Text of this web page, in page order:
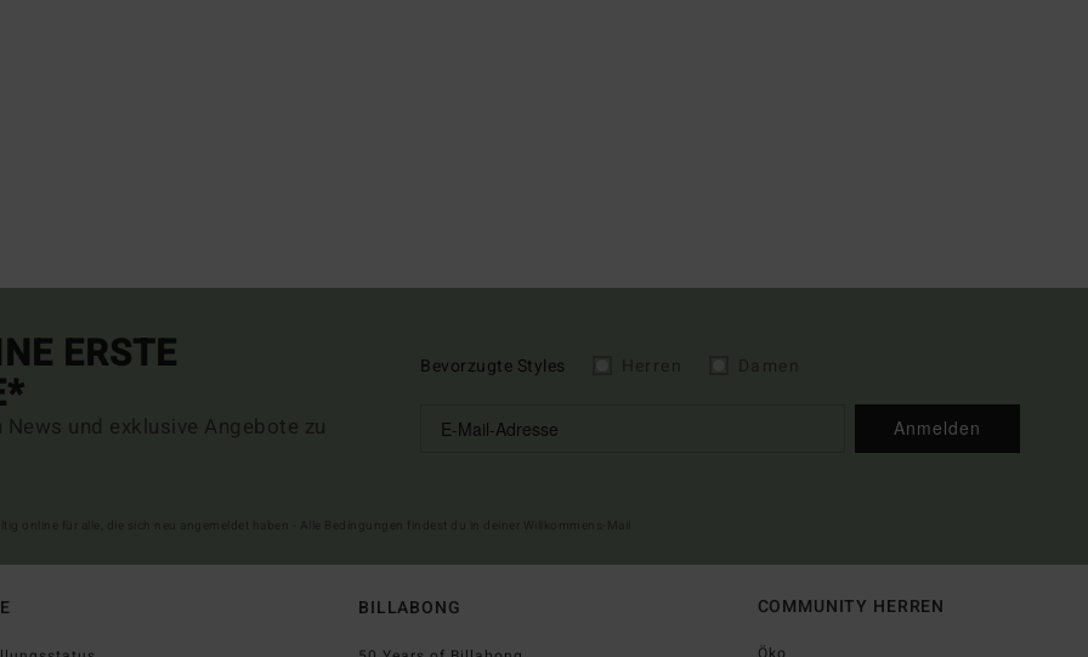
ERSTE
und exklusive Angebote zu
Bevorzugte Styles
Anmelden
BILLABONG COMMUNITY HERREN